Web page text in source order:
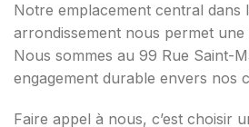
Notre emplacement central dans
arrondissement nous permet
Nous sommes au 99 Rue Saint-
engagement durable envers nos
Faire appel à nous, c’est choisir